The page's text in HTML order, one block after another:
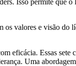
valores e visão do
eficácia. Essas sete
Uma